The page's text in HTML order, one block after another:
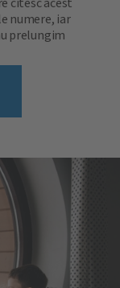
numere, iar
prelungim
Mai